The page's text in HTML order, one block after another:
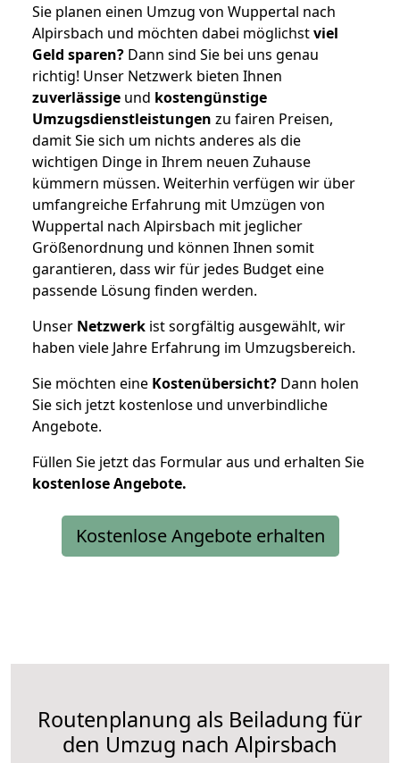
Sie planen einen Umzug von Wuppertal nach
Alpirsbach und möchten dabei möglichstviel
Geld sparen? Dann sind Sie bei uns genau
richtig! Unser Netzwerk bieten Ihnen
zuverlässige und kostengünstige
Umzugsdienstleistungen zu fairen Preisen,
damit Sie sich um nichts anderes als die
wichtigen Dinge in Ihrem neuen Zuhause
kümmern müssen. Weiterhin verfügen wir über
umfangreiche Erfahrung mit Umzügen von
Wuppertal nach Alpirsbach mit jeglicher
Größenordnung und können Ihnen somit
garantieren, dass wir für jedes Budget eine
passende Lösung finden werden.
Unser Netzwerk ist sorgfältig ausgewählt, wir
haben viele Jahre Erfahrung im Umzugsbereich.
Sie möchten eine Kostenübersicht? Dann holen
Sie sich jetzt kostenlose und unverbindliche
Angebote.
Füllen Sie jetzt das Formular aus und erhalten Sie
kostenloseAngebote.
Kostenlose Angebote erhalten
Routenplanung als Beiladung für
den Umzug nach Alpirsbach